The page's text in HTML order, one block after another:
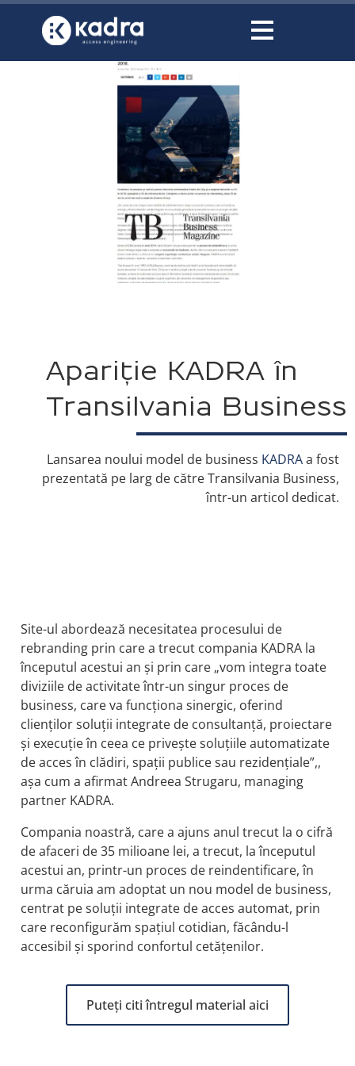
conținut
Apariție KADRA în
Transilvania Business
Lansarea noului model de business KADRAa fost
prezentată pe larg de către Transilvania Business,
într-un articol dedicat.
Site-ul abordează necesitatea procesului de
rebranding prin care a trecut compania KADRA la
începutul acestui an și prin care „vom integra toate
diviziile de activitate într-un singur proces de
business, care va funcţiona sinergic, oferind
clienţilor soluţii integrate de consultanţă, proiectare
şi execuţie în ceea ce priveşte soluţiile automatizate
de acces în clădiri, spaţii publice sau rezidenţiale”,,
așa cum a afirmat Andreea Strugaru, managing
partner KADRA.
Compania noastră, care a ajuns anul trecut la o cifră
de afaceri de 35 milioane lei, a trecut, la începutul
acestui an, printr-un proces de reindentificare, în
urma căruia am adoptat un nou model de business,
centrat pe soluții integrate de acces automat, prin
care reconfigurăm spațiul cotidian, făcându-l
accesibil și sporind confortul cetățenilor.
Puteți citi întregul material aici